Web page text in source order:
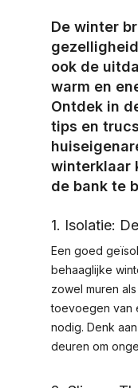
De winter
ook de
warm en
Ontdek in
tips en
winterklaar
de bank te
1. Isolatie:
Een goed
behaaglijke
zowel muren
toevoegen van
nodig. Denk
deuren om